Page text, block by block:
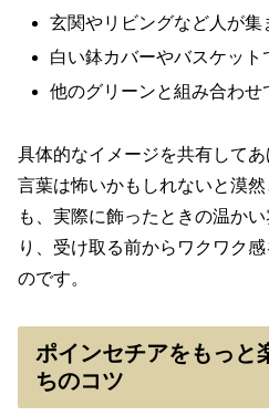
玄関やリビングなど人が集
白い鉢カバーやバスケッ
他のグリーンと組み合わせ
具体的なイメージを共有して
言葉は怖いかもしれないと漠
も、実際に飾ったときの温か
り、受け取る前からワクワク
のです。
ポインセチアをもっと
ちのコツ